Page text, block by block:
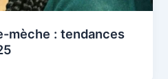
mèche : tendances